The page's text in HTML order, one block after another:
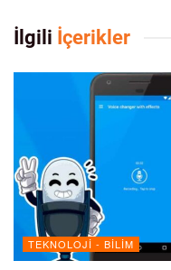
İlgili İçerikler
TEKNOLOJI - BILIM